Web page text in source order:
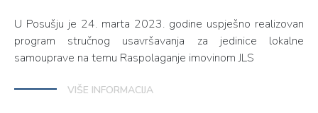
U Posušju je 24. marta 2023. godine uspješno realizovan
program stručnog usavršavanja za jedinice lokalne
samouprave na temu Raspolaganje imovinom JLS
VIŠE INFORMACIJA